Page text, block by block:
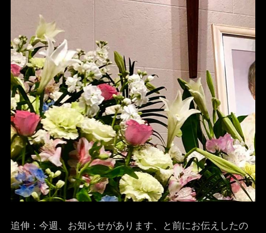
追伸：今週、お知らせがあります、と前にお伝えしたの